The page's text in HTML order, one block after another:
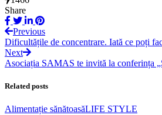
Share
Previous
Dificultățile de concentrare. Iată ce poți
Next
Asociația SAMAS te invită la conferința
Related posts
Alimentație sănătoasăLIFE STYLE